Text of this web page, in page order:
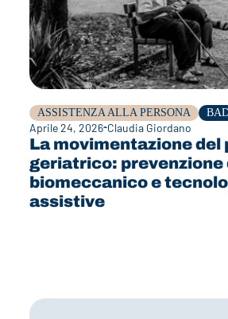
ASSISTENZA ALLA PERSONA
Aprile 24, 2026 Claudia Giordano
La movimentazione del
geriatrico: prevenzione
biomeccanico e
assistive